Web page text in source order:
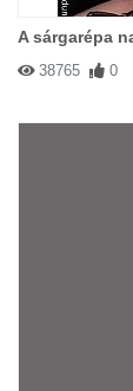
A sárgarépa
38765 0